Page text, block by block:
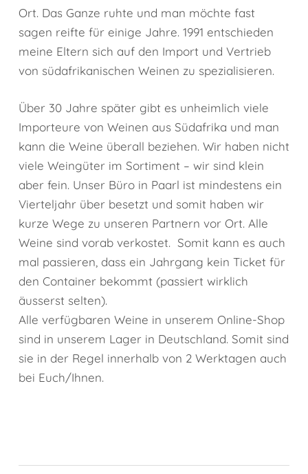
Ort. Das Ganze ruhte und man möchte fast
sagen reifte für einige Jahre. 1991 entschieden
meine Eltern sich auf den Import und Vertrieb
von südafrikanischen Weinen zu spezialisieren.
Über 30 Jahre später gibt es unheimlich viele
Importeure von Weinen aus Südafrika und man
kann die Weine überall beziehen. Wir haben nicht
viele Weingüter im Sortiment – wir sind klein
aber fein. Unser Büro in Paarl ist mindestens ein
Vierteljahr über besetzt und somit haben wir
kurze Wege zu unseren Partnern vor Ort. Alle
Weine sind vorab verkostet. Somit kann es auch
mal passieren, dass ein Jahrgang kein Ticket für
den Container bekommt (passiert wirklich
äusserst selten).
Alle verfügbaren Weine in unserem Online-Shop
sind in unserem Lager in Deutschland. Somit sind
sie in der Regel innerhalb von 2 Werktagen auch
bei Euch/Ihnen.